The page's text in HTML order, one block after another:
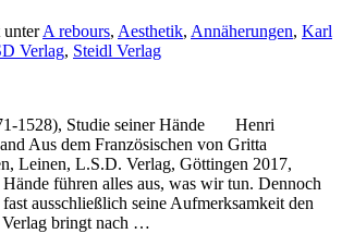
unterA rebours, Aesthetik, Annäherungen, Karl
Verlag, Steidl Verlag
1528), Studie seiner Hände Henri
Aus dem Französischen von Gritta
Leinen, L.S.D. Verlag, Göttingen 2017,
führen alles aus, was wir tun. Dennoch
ausschließlich seine Aufmerksamkeit den
bringt nach …